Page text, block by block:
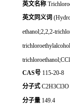
英文名称
英文同义词
ethanol;2,2,2-
CAS号 115-20-8
分子式 C2H3Cl3O
分子量 149.4